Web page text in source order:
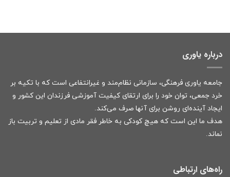
درباره یاوری
جامعه یاوری فرهنگی، سازمانی نظام‌مند و غیرانتفاعی است که با تکیه بر
خرد جمعی، توان خود را برای ارتقای کیفیت آموزشی فرزندان این کشور و
ایجاد آینده‌ای روشن برای آنها صرف می‌کند.
هدف ما این است که هیچ کودکی به خاطر فقر مادی از تعلیم و تربیت باز
نماند.
راه‌های ارتباطی